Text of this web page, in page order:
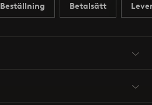
Beställning Betalsätt